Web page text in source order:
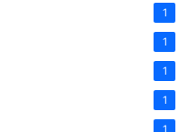
1
1
1
1
1